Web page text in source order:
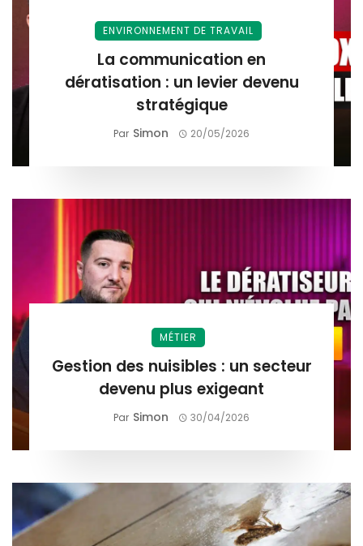
ENVIRONNEMENT DE TRAVAIL
La communication en
dératisation : un levier devenu
stratégique
Par Simon 20/05/2026
MÉTIER
Gestion des nuisibles : un secteur
devenu plus exigeant
Par Simon 30/04/2026